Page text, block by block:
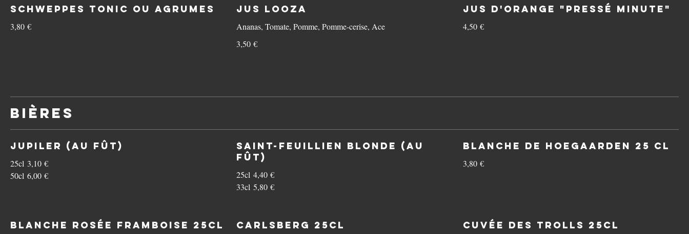
Schweppes tonic OU agrumes
3,80 €
Jus Looza
Ananas, Tomate, Pomme, Pomme-cerise, Ace
3,50 €
Jus d'orange "Pressé Minute"
4,50 €
Bières
Jupiler (au fût)
25cl 3,10 €
50cl 6,00 €
Saint-Feuillien Blonde (au
fût)
25cl 4,40 €
33cl 5,80 €
Blanche de Hoegaarden 25 cl
3,80 €
Blanche Rosée Framboise 25cl Carlsberg 25cl Cuvée des Trolls 25cl